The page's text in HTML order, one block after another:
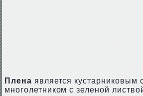
Плена является кустарниковым
многолетником с зеленой